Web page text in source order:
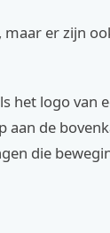
er zijn
het logo van
aan de
die